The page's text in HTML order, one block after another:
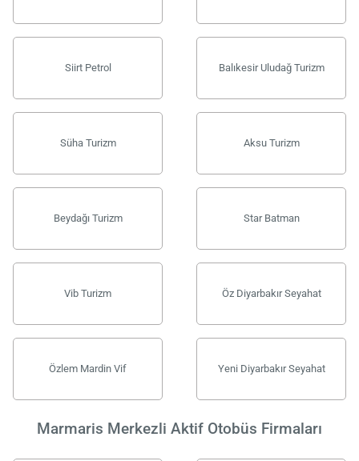
Siirt Petrol Balıkesir Uludağ Turizm
Süha Turizm Aksu Turizm
Beydağı Turizm Star Batman
Vib Turizm Öz Diyarbakır Seyahat
Özlem Mardin Vif Yeni Diyarbakır Seyahat
Marmaris Merkezli Aktif Otobüs Firmaları